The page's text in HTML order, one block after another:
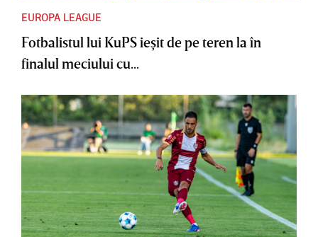
EUROPA LEAGUE
Fotbalistul lui KuPS ieşit de pe teren la în
finalul meciului cu...